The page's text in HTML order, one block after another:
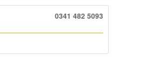
0341 482 5093